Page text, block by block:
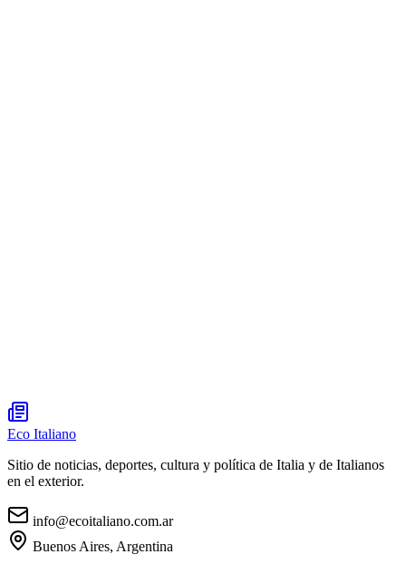
Eco Italiano
Sitio de noticias, deportes, cultura y política de Italia y de Italianos
en el exterior.
info@ecoitaliano.com.ar
Buenos Aires, Argentina